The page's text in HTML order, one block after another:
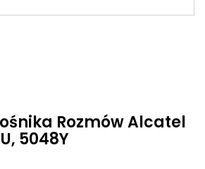
Rozmów Alcatel
5048Y